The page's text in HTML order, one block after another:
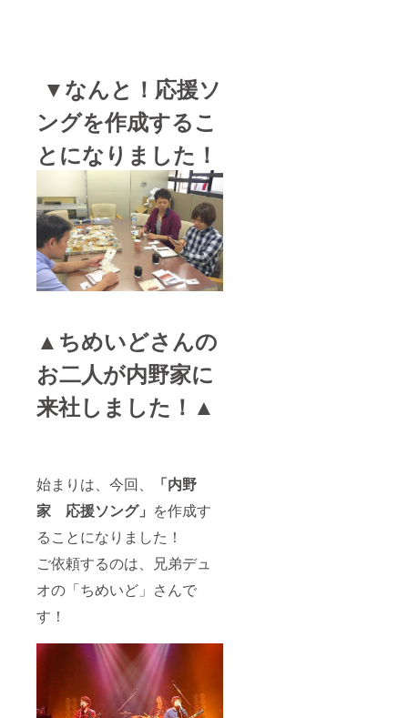
▼なんと！応援ソ
ングを作成するこ
とになりました！
▲ちめいどさんの
お二人が内野家に
来社しました！▲
始まりは、今回、
「内野
家 応援ソング」 を作成す
ることになりました！
ご依頼するのは、兄弟デュ
オの「ちめいど」さんで
す！